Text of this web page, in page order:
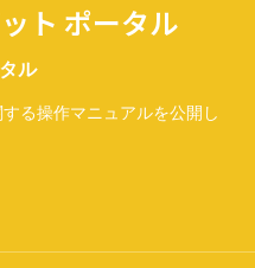
ト ポータル
ル
る操作マニュアルを公開し